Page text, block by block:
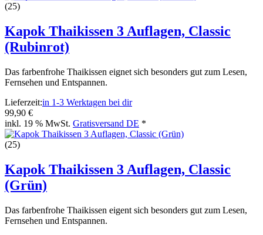
(25)
Kapok Thaikissen 3 Auflagen, Classic
(Rubinrot)
Das farbenfrohe Thaikissen eignet sich besonders gut zum Lesen,
Fernsehen und Entspannen.
Lieferzeit:in 1-3 Werktagen bei dir
99,90 €
inkl. 19 % MwSt. Gratisversand DE *
(25)
Kapok Thaikissen 3 Auflagen, Classic
(Grün)
Das farbenfrohe Thaikissen eigent sich besonders gut zum Lesen,
Fernsehen und Entspannen.